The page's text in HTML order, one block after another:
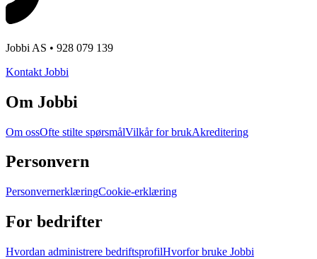
Jobbi AS • 928 079 139
Kontakt Jobbi
Om Jobbi
Om ossOfte stilte spørsmålVilkår for brukAkreditering
Personvern
PersonvernerklæringCookie-erklæring
For bedrifter
Hvordan administrere bedriftsprofilHvorfor bruke Jobbi